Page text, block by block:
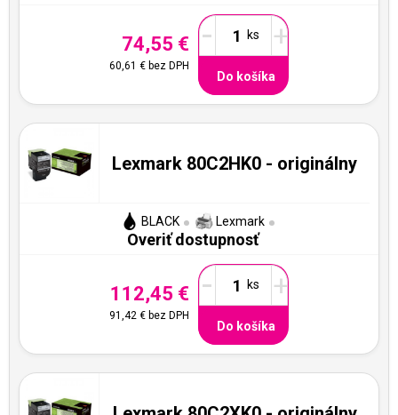
74,55 €
60,61 € bez DPH
- +
Do košíka
Lexmark 80C2HK0 - originálny
BLACK Lexmark
Overiť dostupnosť
112,45 €
91,42 € bez DPH
- +
Do košíka